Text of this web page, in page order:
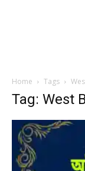
Home Tags
Tag: West